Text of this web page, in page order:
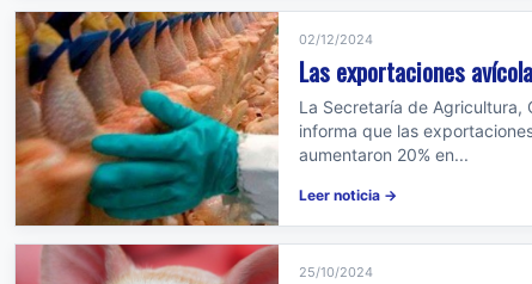
02/12/2024
Las exportaciones
La Secretaría de Agricultura,
informa que las
aumentaron 20% en...
Leer noticia →
25/10/2024